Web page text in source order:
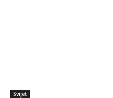
Svijet